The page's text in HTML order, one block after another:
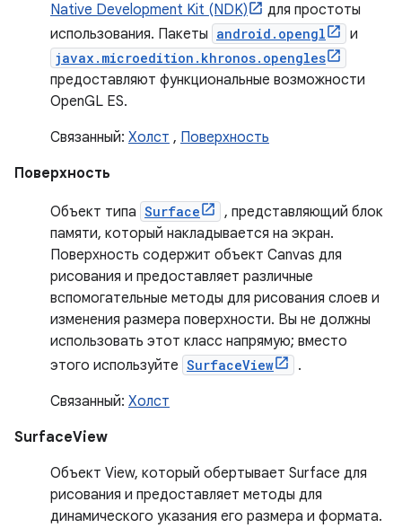
Native Development Kit (NDK)
для простоты
использования. Пакеты android.opengl и
javax.microedition.khronos.opengles
предоставляют функциональные возможности
OpenGL ES.
Связанный: Холст , Поверхность
Поверхность
Объект типа Surface
, представляющий блок
памяти, который накладывается на экран.
Поверхность содержит объект Canvas для
рисования и предоставляет различные
вспомогательные методы для рисования слоев и
изменения размера поверхности. Вы не должны
использовать этот класс напрямую; вместо
этого используйте SurfaceView
.
Связанный: Холст
SurfaceView
Объект View, который обертывает Surface для
рисования и предоставляет методы для
динамического указания его размера и формата.